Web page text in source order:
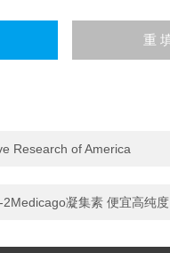
Research of America
凝集素 便宜高纯度